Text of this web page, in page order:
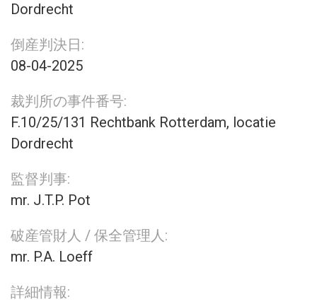
Dordrecht
倒産判決日:
08-04-2025
裁判所の事件番号:
F.10/25/131 Rechtbank Rotterdam, locatie
Dordrecht
監督判事:
mr. J.T.P. Pot
破産管財人 / 保全管理人:
mr. P.A. Loeff
詳細情報: